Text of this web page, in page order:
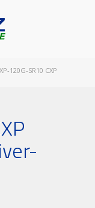
120G-SR10 CXP